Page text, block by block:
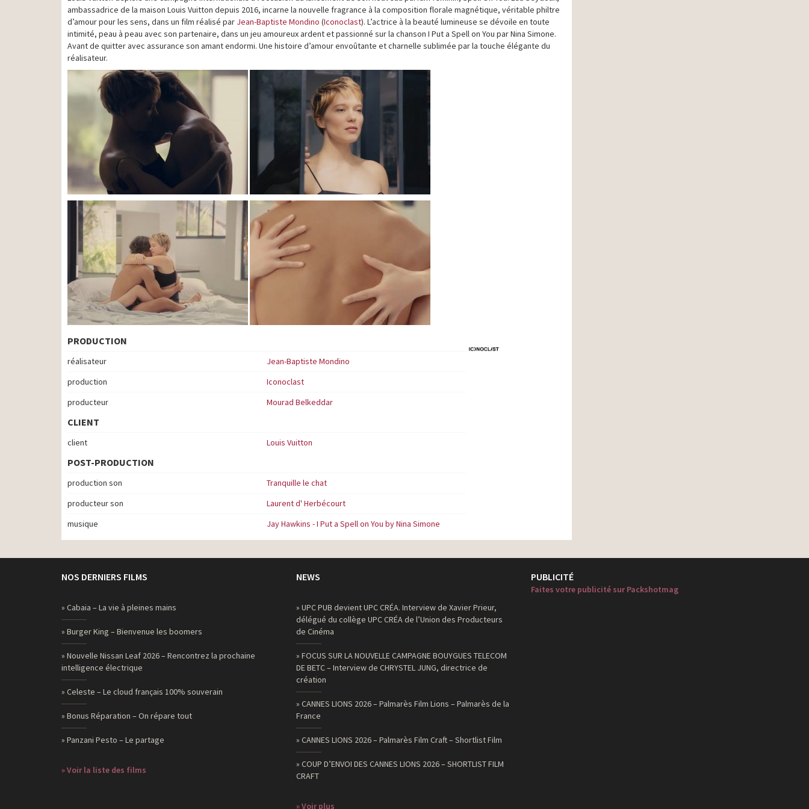
ambassadrice de la maison Louis Vuitton depuis 2016, incarne la nouvelle fragrance à la composition florale magnétique, véritable philtre
d’amour pour les sens, dans un film réalisé par Jean-Baptiste Mondino (Iconoclast). L’actrice à la beauté lumineuse se dévoile en toute
intimité, peau à peau avec son partenaire, dans un jeu amoureux ardent et passionné sur la chanson I Put a Spell on You par Nina Simone.
Avant de quitter avec assurance son amant endormi. Une histoire d’amour envoûtante et charnelle sublimée par la touche élégante du
réalisateur.
PRODUCTION
réalisateur
Jean-Baptiste Mondino
production
Iconoclast
producteur
Mourad Belkeddar
CLIENT
client Louis Vuitton
POST-PRODUCTION
production son
Tranquille le chat
producteur son
Laurent d' Herbécourt
musique
Jay Hawkins - I Put a Spell on You by Nina Simone
NOS DERNIERS FILMS
» Cabaia – La vie à pleines mains
» Burger King – Bienvenue les boomers
» Nouvelle Nissan Leaf 2026 – Rencontrez la prochaine
intelligence électrique
» Celeste – Le cloud français 100% souverain
» Bonus Réparation – On répare tout
» Panzani Pesto – Le partage
» Voir la liste des films
NEWS
» UPC PUB devient UPC CRÉA. Interview de Xavier Prieur,
délégué du collège UPC CRÉA de l’Union des Producteurs
de Cinéma
» FOCUS SUR LA NOUVELLE CAMPAGNE BOUYGUES TELECOM
DE BETC – Interview de CHRYSTEL JUNG, directrice de
création
» CANNES LIONS 2026 – Palmarès Film Lions – Palmarès de la
France
» CANNES LIONS 2026 – Palmarès Film Craft – Shortlist Film
» COUP D’ENVOI DES CANNES LIONS 2026 – SHORTLIST FILM
CRAFT
» Voir plus
PUBLICITÉ
Faites votre publicité sur Packshotmag